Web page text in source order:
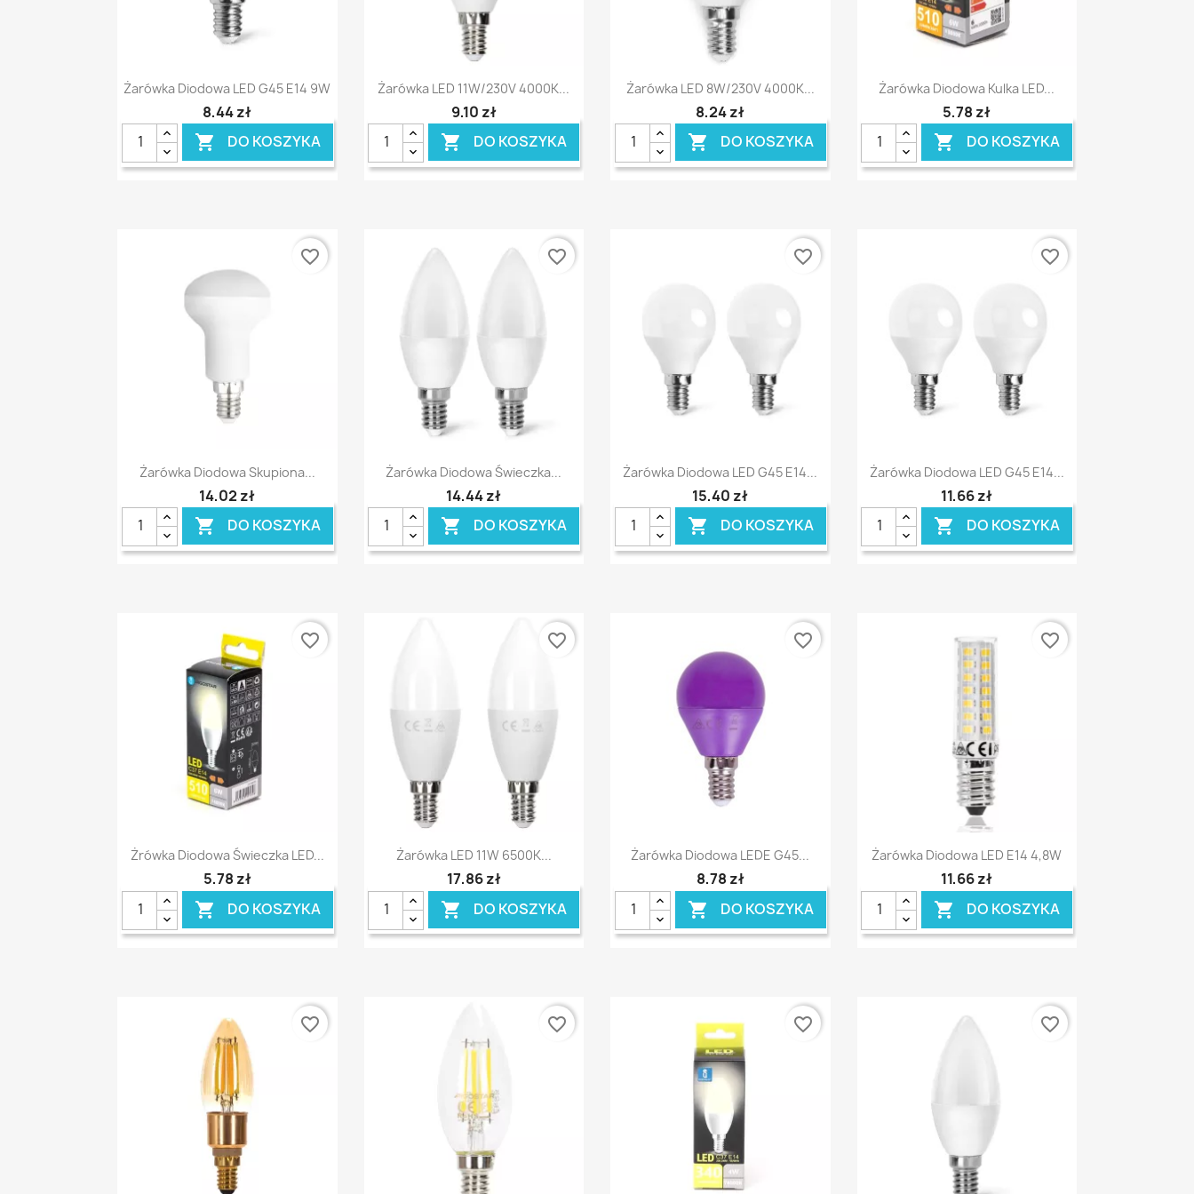
Szybki podgląd
Żarówka Diodowa LED G45 E14 9W
8,44 zł
 DO KOSZYKA
Szybki podgląd
Żarówka LED 11W/230V 4000K...
9,10 zł
 DO KOSZYKA
Szybki podgląd
Żarówka LED 8W/230V 4000K...
8,24 zł
 DO KOSZYKA
Szybki podgląd
Żarówka Diodowa Kulka LED...
5,78 zł
 DO KOSZYKA
Szybki podgląd
Żarówka Diodowa Skupiona...
14,02 zł
 DO KOSZYKA
favorite_border
Szybki podgląd
Żarówka Diodowa Świeczka...
14,44 zł
 DO KOSZYKA
favorite_border
Szybki podgląd
Żarówka Diodowa LED G45 E14...
15,40 zł
 DO KOSZYKA
favorite_border
Szybki podgląd
Żarówka Diodowa LED G45 E14...
11,66 zł
 DO KOSZYKA
favorite_border
Szybki podgląd
Żrówka Diodowa Świeczka LED...
5,78 zł
 DO KOSZYKA
favorite_border
Szybki podgląd
Żarówka LED 11W 6500K...
17,86 zł
 DO KOSZYKA
favorite_border
Szybki podgląd
Żarówka Diodowa LEDE G45...
8,78 zł
 DO KOSZYKA
favorite_border
Szybki podgląd
Żarówka Diodowa LED E14 4,8W
11,66 zł
 DO KOSZYKA
favorite_border
favorite_border favorite_border favorite_border favorite_border